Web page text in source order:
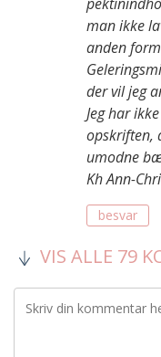
man ikke
anden
der vil jeg
Jeg har
opskriften,
umodne
Kh Ann-
besvar
VIS ALLE 79